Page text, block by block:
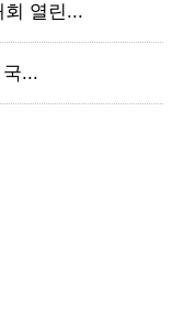
회 열린...
국...